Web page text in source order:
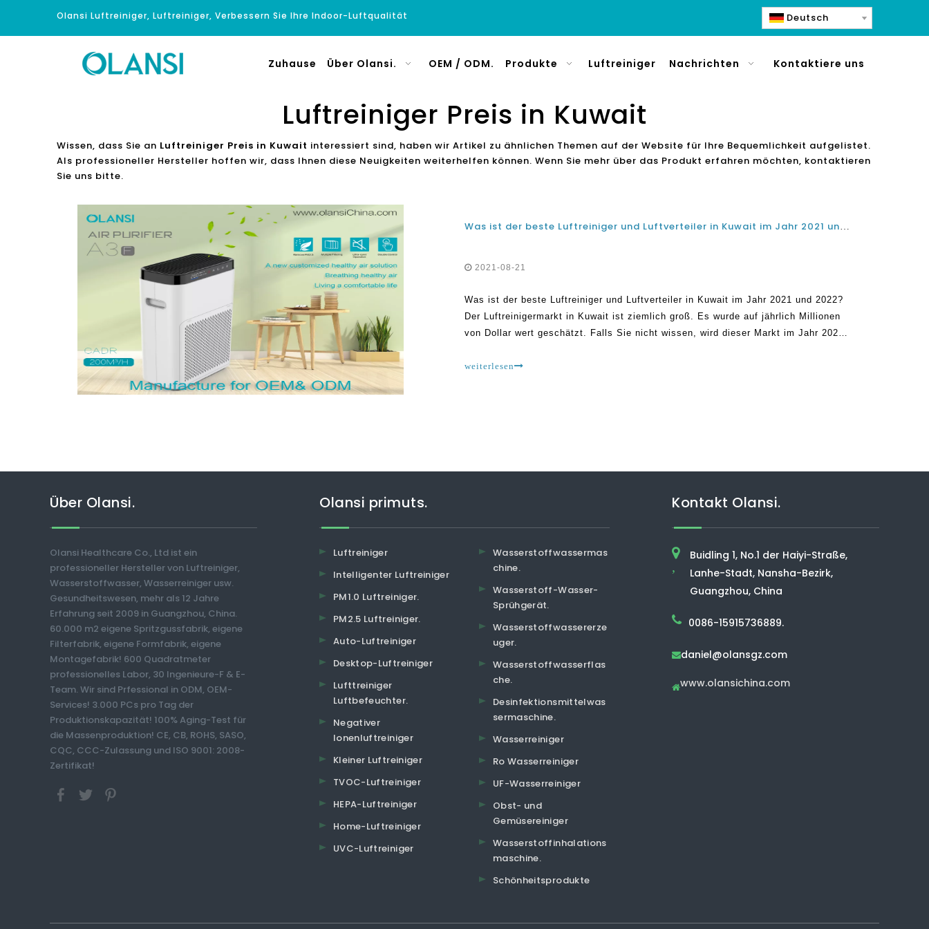
Olansi Luftreiniger, Luftreiniger, Verbessern Sie Ihre Indoor-Luftqualität Deutsch
Zuhause Über Olansi. OEM / ODM. Produkte Luftreiniger Nachrichten Kontaktiere uns
Luftreiniger Preis in Kuwait
Wissen, dass Sie an Luftreiniger Preis in Kuwait interessiert sind, haben wir Artikel zu ähnlichen Themen auf der Website für Ihre Bequemlichkeit aufgelistet.
Als professioneller Hersteller hoffen wir, dass Ihnen diese Neuigkeiten weiterhelfen können. Wenn Sie mehr über das Produkt erfahren möchten, kontaktieren
Sie uns bitte.
Was ist der beste Luftreiniger und Luftverteiler in Kuwait im Jahr 2021 und 2022?
2021-08-21
Was ist der beste Luftreiniger und Luftverteiler in Kuwait im Jahr 2021 und 2022?
Der Luftreinigermarkt in Kuwait ist ziemlich groß. Es wurde auf jährlich Millionen
von Dollar wert geschätzt. Falls Sie nicht wissen, wird dieser Markt im Jahr 2021
weiterlesen
Über Olansi.
Olansi Healthcare Co., Ltd ist ein
professioneller Hersteller von Luftreiniger,
Wasserstoffwasser, Wasserreiniger usw.
Gesundheitswesen, mehr als 12 Jahre
Erfahrung seit 2009 in Guangzhou, China.
60.000 m2 eigene Spritzgussfabrik, eigene
Filterfabrik, eigene Formfabrik, eigene
Montagefabrik! 600 Quadratmeter
professionelles Labor, 30 Ingenieure-F & E-
Team. Wir sind Prfessional in ODM, OEM-
Services! 3.000 PCs pro Tag der
Produktionskapazität! 100% Aging-Test für
die Massenproduktion! CE, CB, ROHS, SASO,
CQC, CCC-Zulassung und ISO 9001: 2008-
Zertifikat!
Olansi primuts.
Luftreiniger
Intelligenter Luftreiniger
PM1.0 Luftreiniger.
PM2.5 Luftreiniger.
Auto-Luftreiniger
Desktop-Luftreiniger
Lufttreiniger
Luftbefeuchter.
Negativer
Ionenluftreiniger
Kleiner Luftreiniger
TVOC-Luftreiniger
HEPA-Luftreiniger
Home-Luftreiniger
UVC-Luftreiniger
Wasserstoffwassermas
chine.
Wasserstoff-Wasser-
Sprühgerät.
Wasserstoffwassererze
uger.
Wasserstoffwasserflas
che.
Desinfektionsmittelwas
sermaschine.
Wasserreiniger
Ro Wasserreiniger
UF-Wasserreiniger
Obst- und
Gemüsereiniger
Wasserstoffinhalations
maschine.
Schönheitsprodukte
Kontakt Olansi.
,
Buidling 1, No.1 der Haiyi-Straße,
Lanhe-Stadt, Nansha-Bezirk,
Guangzhou, China
0086-15915736889.
daniel@olansgz.com
www.olansichina.com